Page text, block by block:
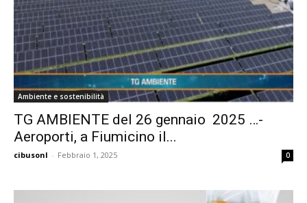
Ambiente e sostenibilità
TG AMBIENTE del 26 gennaio 2025 …-
Aeroporti, a Fiumicino il...
cibusonl - Febbraio 1, 2025 0